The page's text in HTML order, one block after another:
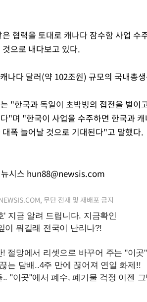
협력을 토대로 캐나다 잠수함 사업
으로 내다보고 있다.
나다 달러(약 102조원) 규모의 국내총
"한국과 독일이 초박빙의 접전을 벌이
"며 "한국이 사업을 수주하면 한국과
대폭 늘어날 것으로 기대된다"고 말했다.
시스 hun88@newsis.com
무단 전재 및 재배포 금지